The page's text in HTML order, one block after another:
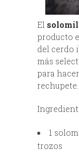
El
producto
del cerdo
más
para
rechupete.
1
trozos